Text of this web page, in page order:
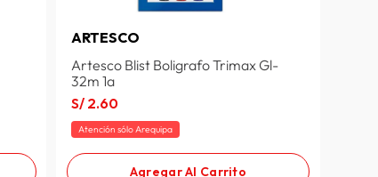
ARTESCO
Artesco Blist Boligrafo Trimax Gl-
32m 1a
S/ 2.60
Atención sólo Arequipa
Agregar Al Carrito